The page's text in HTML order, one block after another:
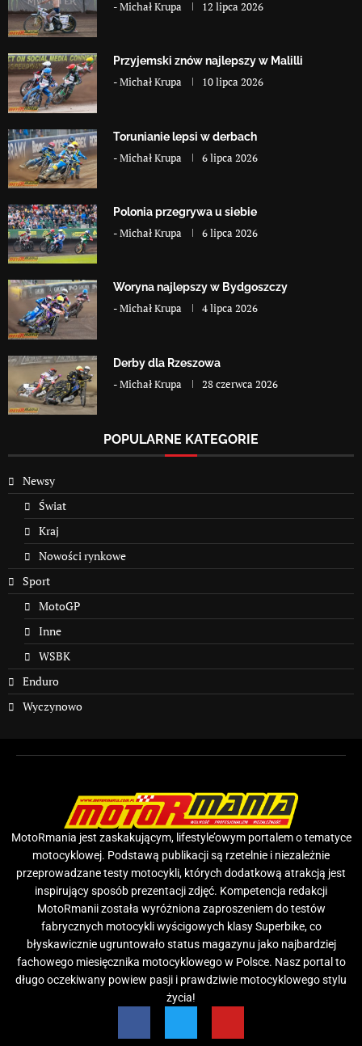
-Michał Krupa 12 lipca 2026
Przyjemski znów najlepszy w Malilli
-Michał Krupa 10 lipca 2026
Torunianie lepsi w derbach
-Michał Krupa 6 lipca 2026
Polonia przegrywa u siebie
-Michał Krupa 6 lipca 2026
Woryna najlepszy w Bydgoszczy
-Michał Krupa 4 lipca 2026
Derby dla Rzeszowa
-Michał Krupa 28 czerwca 2026
POPULARNE KATEGORIE
Newsy
Świat
Kraj
Nowości rynkowe
Sport
MotoGP
Inne
WSBK
Enduro
Wyczynowo
MotoRmania jest zaskakującym, lifestyle’owym portalem o tematyce
motocyklowej. Podstawą publikacji są rzetelnie i niezależnie
przeprowadzane testy motocykli, których dodatkową atrakcją jest
inspirujący sposób prezentacji zdjęć. Kompetencja redakcji
MotoRmanii została wyróżniona zaproszeniem do testów
fabrycznych motocykli wyścigowych klasy Superbike, co
błyskawicznie ugruntowało status magazynu jako najbardziej
fachowego miesięcznika motocyklowego w Polsce. Nasz portal to
długo oczekiwany powiew pasji i prawdziwie motocyklowego stylu
życia!